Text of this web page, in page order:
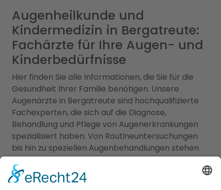
Augenheilkunde und
Kindermedizin in Bergatreute:
Fachärzte für Ihre Augen- und
Kinderbedürfnisse
Hier finden Sie alle Informationen, die Sie für die
Gesundheit Ihrer Familie benötigen. Unsere
Augenärzte in Bergatreute sind hochqualifizierte
Fachexperten, die sich auf die Diagnose,
Behandlung und Pflege von Augenerkrankungen
spezialisiert haben. Von Routineuntersuchungen
bis hin zu speziellen Augenbehandlungen stehen
Ihnen diese Fachärzte mit ihrem Fachwissen und
modernen medizinischen Geräten zur Verfügung.
Zusätzlich bieten wir Zugang zu erfahrenen